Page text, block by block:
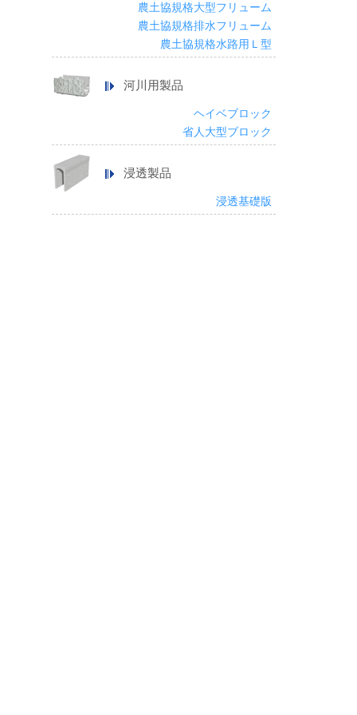
農土協規格大型フリューム
農土協規格排水フリューム
農土協規格水路用Ｌ型
河川用製品
ヘイベブロック
省人大型ブロック
浸透製品
浸透基礎版